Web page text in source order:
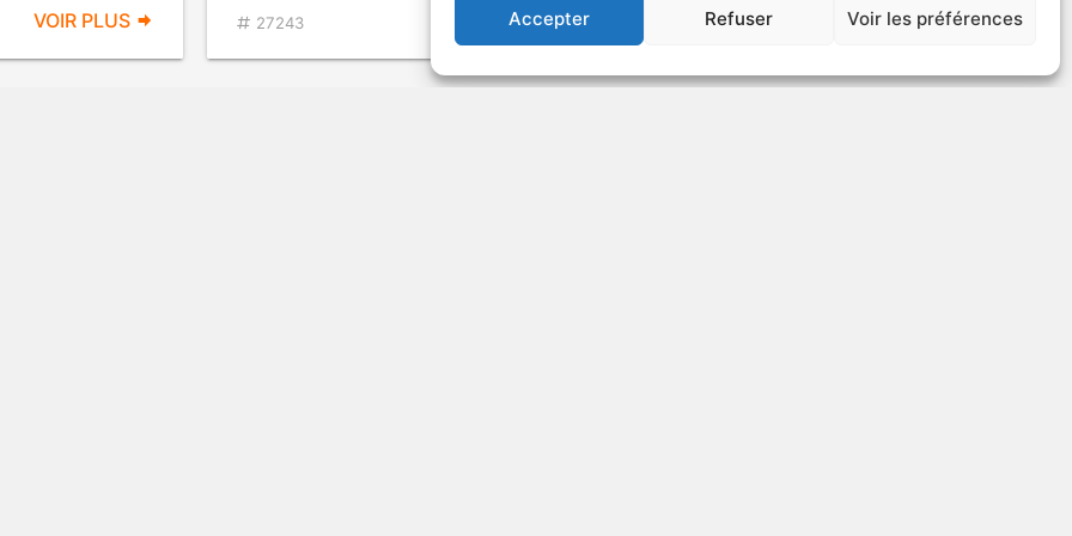
Accepter Refuser Voir les préférences
VOIR PLUS 27243 VOIR PLUS 26892 VOIR PLUS